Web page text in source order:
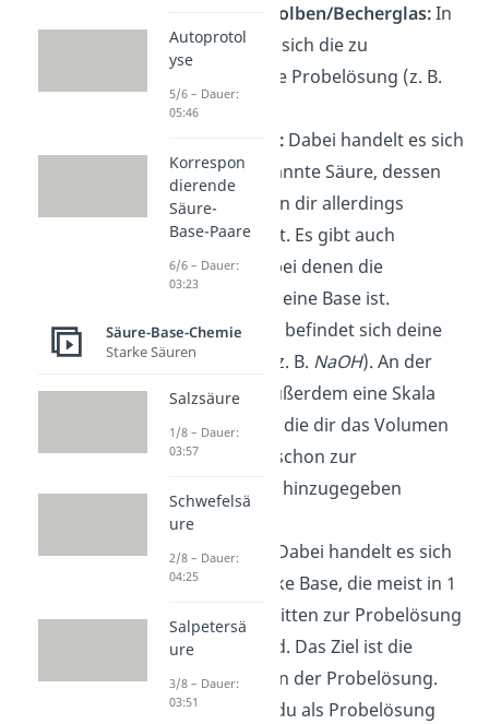
Erlenmeyerkolben/Becherglas:In
ihm befindet sich die zu
analysierende Probelösung (z. B.
HCl
Probelösung: Dabei handelt es sich
um eine bekannte Säure, dessen
Konzentration dir allerdings
unbekannt ist. Es gibt auch
Titrationen, bei denen die
Probelösung eine Base ist.
Bürette:
Hier befindet sich deine
Maßlösung (z. B. NaOH). An der
Bürette ist außerdem eine Skala
aufgetragen, die dir das Volumen
anzeigt, das schon zur
Probelösung hinzugegeben
worden ist.
Maßlösung:
Dabei handelt es sich
um eine starke Base, die meist in 1
Milliliter-Schritten zur Probelösung
gegeben wird. Das Ziel ist die
Neutralisation der Probelösung.
Verwendest du als Probelösung
Autoprotol
yse
5/6 – Dauer:
05:46
Korrespon
dierende
Säure-
Base-Paare
6/6 – Dauer:
03:23
Säure-Base-Chemie
Starke Säuren
Salzsäure
1/8 – Dauer:
03:57
Schwefelsä
ure
2/8 – Dauer:
04:25
Salpetersä
ure
3/8 – Dauer:
03:51